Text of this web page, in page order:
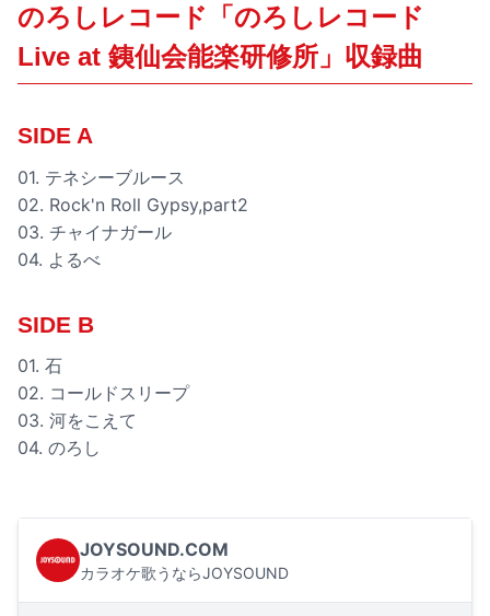
のろしレコード「のろしレコード
Live at 銕仙会能楽研修所」収録曲
SIDE A
01. テネシーブルース
02. Rock'n Roll Gypsy,part2
03. チャイナガール
04. よるべ
SIDE B
01. 石
02. コールドスリープ
03. 河をこえて
04. のろし
JOYSOUND.COM
カラオケ歌うならJOYSOUND